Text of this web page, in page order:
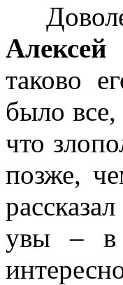
таково
было
что
позже,
увы – в